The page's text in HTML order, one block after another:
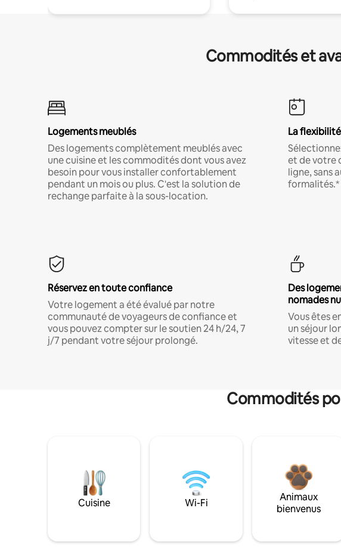
Commodités et
Logements meublés
Des logements complètement meublés avec
une cuisine et les commodités dont vous avez
besoin pour vous installer confortablement
pendant un mois ou plus. C'est la solution de
rechange parfaite à la sous-location.
La
et de votre
ligne, sans
formalités.*
Réservez en toute confiance
Votre logement a été évalué par notre
communauté de voyageurs de confiance et
vous pouvez compter sur le soutien 24 h/24, 7
j/7 pendant votre séjour prolongé.
Des
nomades
Vous êtes
un séjour
vitesse et
Commodités
Cuisine Wi-Fi
Animaux
bienvenus